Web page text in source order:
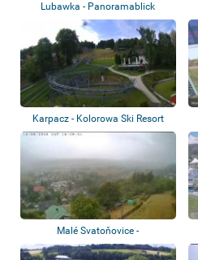
Lubawka - Panoramablick
Karpacz - Kolorowa Ski Resort
Malé Svatoňovice -
Panoramablick